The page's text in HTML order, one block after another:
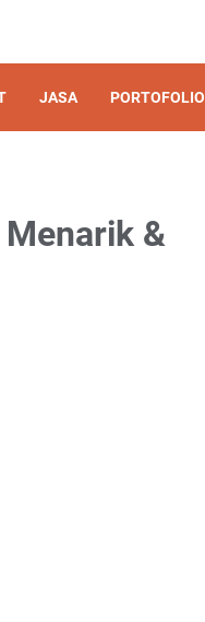
JASA PORTOFOLIO
Menarik &